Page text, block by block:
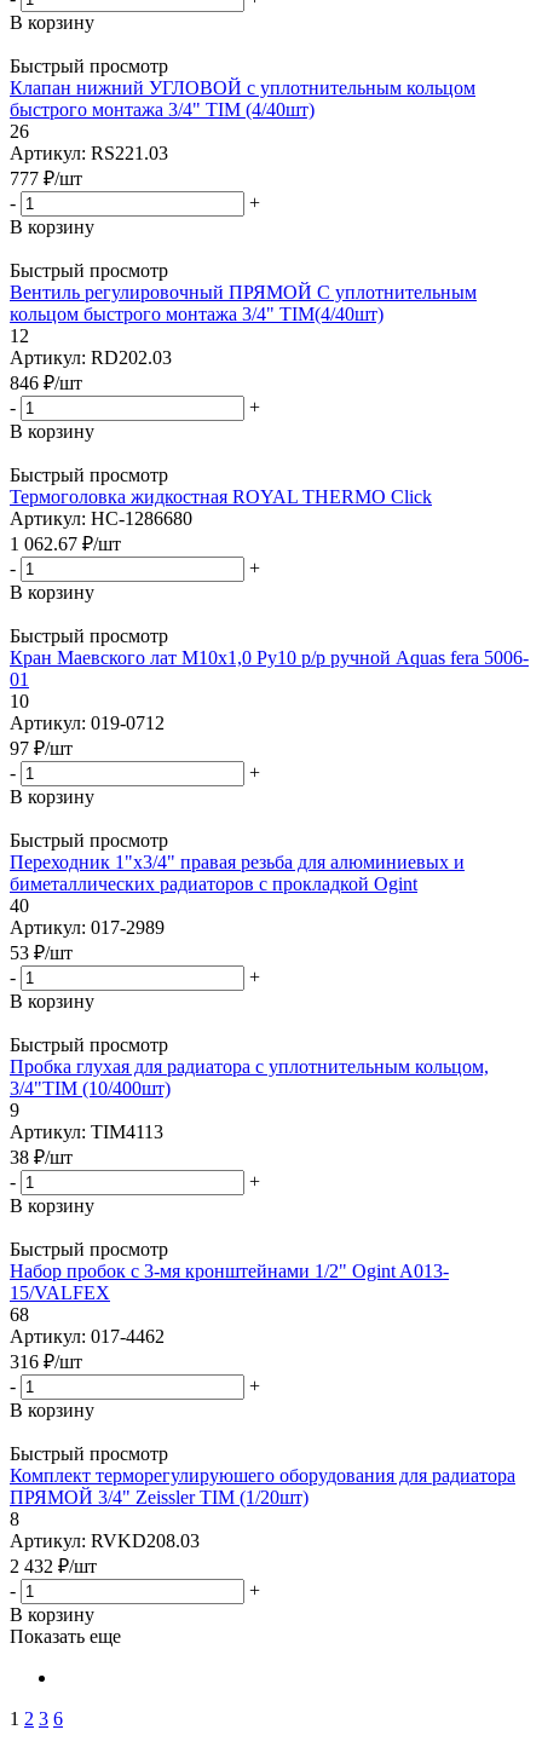
В корзину
Быстрый просмотр
Клапан нижний УГЛОВОЙ с уплотнительным кольцом
быстрого монтажа 3/4" TIM (4/40шт)
26
Артикул: RS221.03
777 ₽/шт
-
+
В корзину
Быстрый просмотр
Вентиль регулировочный ПРЯМОЙ С уплотнительным
кольцом быстрого монтажа 3/4" TIM(4/40шт)
12
Артикул: RD202.03
846 ₽/шт
-
+
В корзину
Быстрый просмотр
Термоголовка жидкостная ROYAL THERMO Click
Артикул: НС-1286680
1 062.67 ₽/шт
-
+
В корзину
Быстрый просмотр
Кран Маевского лат М10х1,0 Ру10 р/р ручной Aquas fera 5006-
01
10
Артикул: 019-0712
97 ₽/шт
-
+
В корзину
Быстрый просмотр
Переходник 1"x3/4" правая резьба для алюминиевых и
биметаллических радиаторов с прокладкой Ogint
40
Артикул: 017-2989
53 ₽/шт
-
+
В корзину
Быстрый просмотр
Пробка глухая для радиатора с уплотнительным кольцом,
3/4"TIM (10/400шт)
9
Артикул: TIM4113
38 ₽/шт
-
+
В корзину
Быстрый просмотр
Набор пробок с 3-мя кронштейнами 1/2" Ogint A013-
15/VALFEX
68
Артикул: 017-4462
316 ₽/шт
-
+
В корзину
Быстрый просмотр
Комплект терморегулируюшего оборудования для радиатора
ПРЯМОЙ 3/4" Zeissler TIM (1/20шт)
8
Артикул: RVKD208.03
2 432 ₽/шт
-
+
В корзину
Показать еще
1 2 3 6